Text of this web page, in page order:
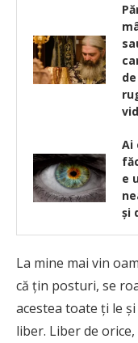
Ai
e
şi
La mine mai vin
că ţin posturi, se
acestea toate ţi le
liber. Liber de